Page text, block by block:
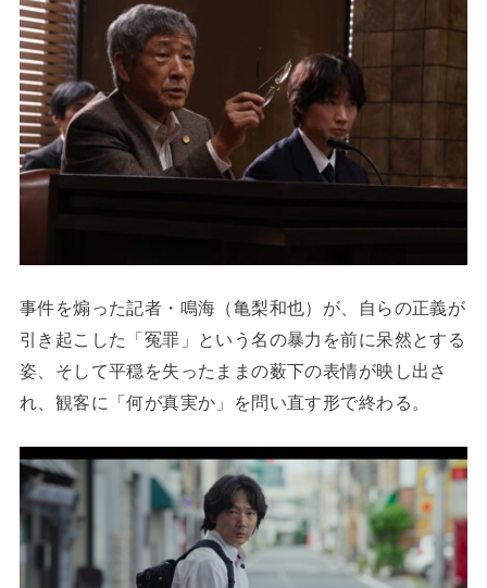
事件を煽った記者・鳴海（亀梨和也）が、自らの正義が
引き起こした「冤罪」という名の暴力を前に呆然とする
姿、そして平穏を失ったままの薮下の表情が映し出さ
れ、観客に「何が真実か」を問い直す形で終わる。